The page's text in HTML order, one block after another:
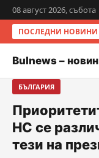
08 август 2026, събота
ПОСЛЕДНИ НОВИНИ
Bulnews –
БЪЛГАРИЯ
НС се
тези на